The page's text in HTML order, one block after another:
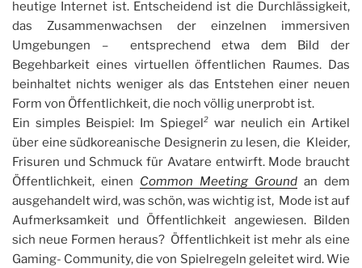
heutige Internet ist. Entscheidend ist die Durchlässigkeit,
das Zusammenwachsen der einzelnen immersiven
Umgebungen – entsprechend etwa dem Bild der
Begehbarkeit eines virtuellen öffentlichen Raumes. Das
beinhaltet nichts weniger als das Entstehen einer neuen
Form von Öffentlichkeit, die noch völlig unerprobt ist.
Ein simples Beispiel: Im Spiegel² war neulich ein Artikel
über eine südkoreanische Designerin zu lesen, die Kleider,
Frisuren und Schmuck für Avatare entwirft. Mode braucht
Öffentlichkeit, einen Common Meeting Ground an dem
ausgehandelt wird, was schön, was wichtig ist, Mode ist auf
Aufmerksamkeit und Öffentlichkeit angewiesen. Bilden
sich neue Formen heraus? Öffentlichkeit ist mehr als eine
Gaming- Community, die von Spielregeln geleitet wird. Wie